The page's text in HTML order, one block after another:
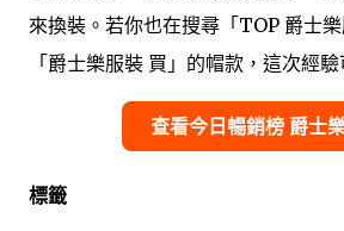
來換裝。若你也在搜尋「TOP 爵士
「爵士樂服裝 買」的帽款，這次經
查看今日暢銷榜 爵士
標籤